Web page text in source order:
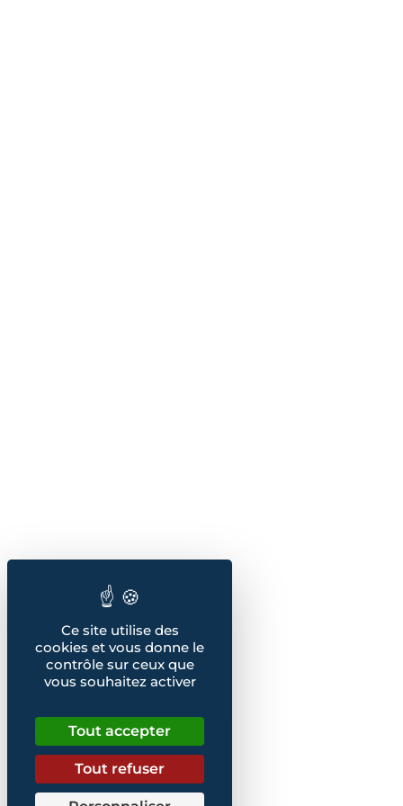
Ce site utilise des
cookies et vous donne le
contrôle sur ceux que
vous souhaitez activer
Tout accepter
Tout refuser